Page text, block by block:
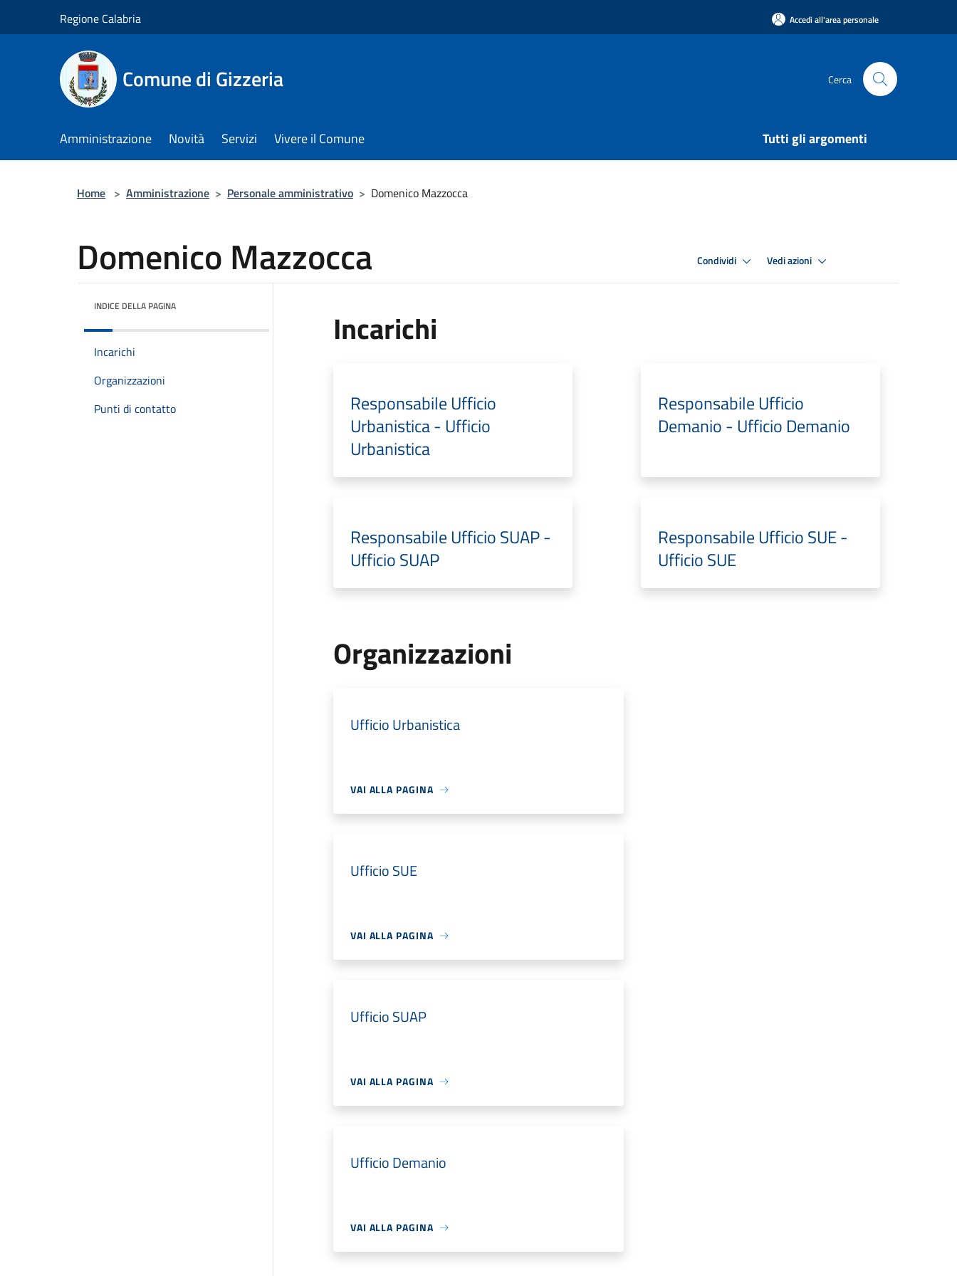
Regione Calabria Accedi all'area personale
Comune di Gizzeria Cerca
Amministrazione Novità Servizi Vivere il Comune Tutti gli argomenti
Home > Amministrazione > Personale amministrativo > Domenico Mazzocca
Domenico Mazzocca Condividi Vedi azioni
INDICE DELLA PAGINA
Incarichi
Organizzazioni
Punti di contatto
Incarichi
Responsabile Ufficio
Urbanistica - Ufficio
Urbanistica
Responsabile Ufficio
Demanio - Ufficio Demanio
Responsabile Ufficio SUAP -
Ufficio SUAP
Responsabile Ufficio SUE -
Ufficio SUE
Organizzazioni
Ufficio Urbanistica
VAI ALLA PAGINA
Ufficio SUE
VAI ALLA PAGINA
Ufficio SUAP
VAI ALLA PAGINA
Ufficio Demanio
VAI ALLA PAGINA